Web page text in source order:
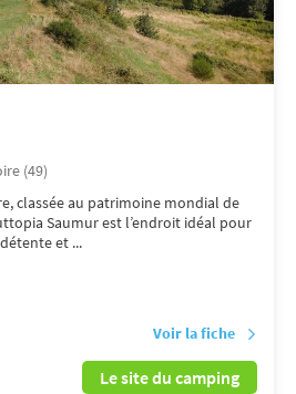
(49)
classée au patrimoine mondial de
Saumur est l’endroit idéal pour
et ...
Voir la fiche
Le site du camping